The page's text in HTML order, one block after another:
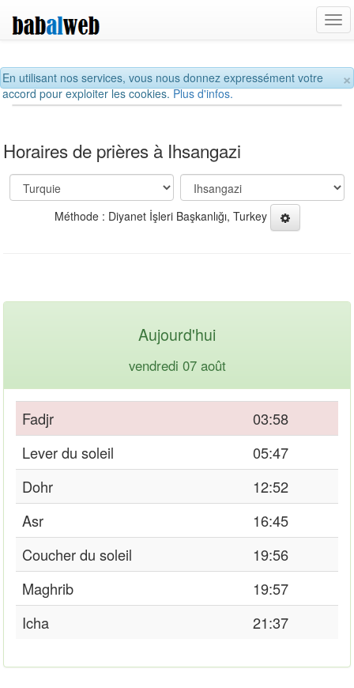
×
En utilisant nos services, vous nous donnez expressément votre
accord pour exploiter les cookies.Plus d'infos.
Horaires de prières à Ihsangazi
Méthode : Diyanet İşleri Başkanlığı, Turkey
Aujourd'hui
vendredi 07 août
Fadjr
03:58
Lever du soleil
05:47
Dohr
12:52
Asr
16:45
Coucher du soleil
19:56
Maghrib
19:57
Icha
21:37